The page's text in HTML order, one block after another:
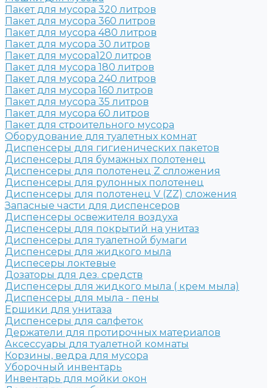
Пакет для мусора 320 литров
Пакет для мусора 360 литров
Пакет для мусора 480 литров
Пакет для мусора 30 литров
Пакет для мусора120 литров
Пакет для мусора 180 литров
Пакет для мусора 240 литров
Пакет для мусора 160 литров
Пакет для мусора 35 литров
Пакет для мусора 60 литров
Пакет для строительного мусора
Оборудование для туалетных комнат
Диспенсеры для гигиенических пакетов
Диспенсеры для бумажных полотенец
Диспенсеры для полотенец Z слложения
Диспенсеры для рулонных полотенец
Диспенсеры для полотенец V (ZZ) сложения
Запасные части для диспенсеров
Диспенсеры освежителя воздуха
Диспенсеры для покрытий на унитаз
Диспенсеры для туалетной бумаги
Диспенсеры для жидкого мыла
Диспесеры локтевые
Дозаторы для дез. средств
Диспенсеры для жидкого мыла ( крем мыла)
Диспенсеры для мыла - пены
Ершики для унитаза
Диспенсеры для салфеток
Держатели для протирочных материалов
Аксессуары для туалетной комнаты
Корзины, ведра для мусора
Уборочный инвентарь
Инвентарь для мойки окон